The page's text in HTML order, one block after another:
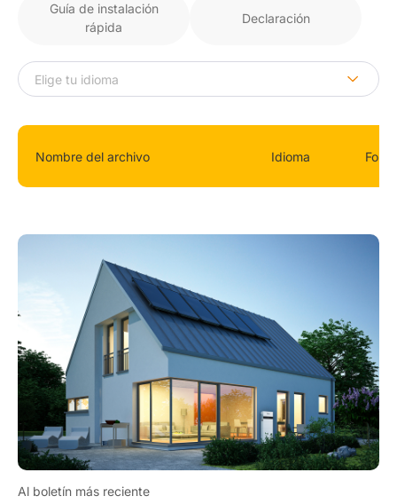
Guía de instalación
rápida
Declaración
Nombre del archivo Idioma
Al boletín más reciente